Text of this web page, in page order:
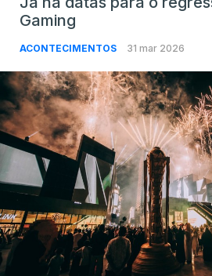
Gaming
ACONTECIMENTOS 31 mar 2026